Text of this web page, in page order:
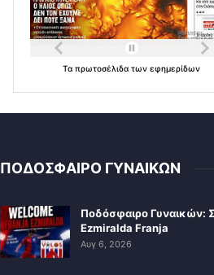
Ταπρωτοσέλιδατωνεφημερίδων
ΠΟΔΟΣΦΑΙΡΟ ΓΥΝΑΙΚΩΝ
Ποδόσφαιρο Γυναικών:
Ezmiralda Franja
Αυγ 6, 2026